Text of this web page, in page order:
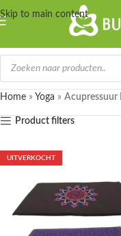
Skip to main content
Home » Yoga » Acupressuur
Product filters
UITVERKOCHT